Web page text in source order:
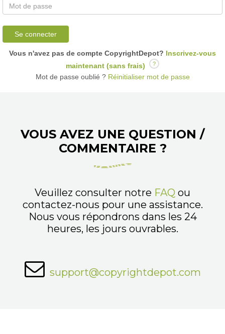
Se connecter
Vous n'avez pas de compte CopyrightDepot? Inscrivez-vous
maintenant (sans frais)
?
Mot de passe oublié ?Réinitialiser mot de passe
VOUS AVEZ UNE QUESTION /
COMMENTAIRE ?
Veuillez consulter notre FAQ ou
contactez-nous pour une assistance.
Nous vous répondrons dans les 24
heures, les jours ouvrables.
support@copyrightdepot.com